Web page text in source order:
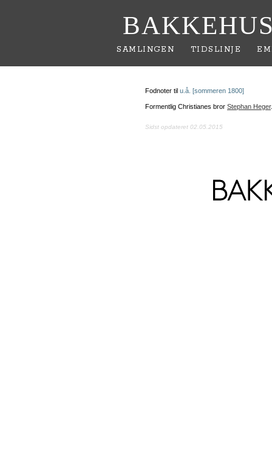
SAMLINGEN TIDSLINJE
Fodnoter til u.å. [sommeren 1800]
Formentlig Christianes bror Stephan Heger.
Sidst opdateret 02.05.2015